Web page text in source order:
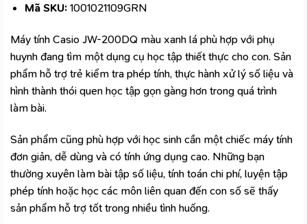
Mã SKU:1001021109GRN
Máy tính Casio JW-200DQ màu xanh lá phù hợp với phụ
huynh đang tìm một dụng cụ học tập thiết thực cho con. Sản
phẩm hỗ trợ trẻ kiểm tra phép tính, thực hành xử lý số liệu và
hình thành thói quen học tập gọn gàng hơn trong quá trình
làm bài.
Sản phẩm cũng phù hợp với học sinh cần một chiếc máy tính
đơn giản, dễ dùng và có tính ứng dụng cao. Những bạn
thường xuyên làm bài tập số liệu, tính toán chi phí, luyện tập
phép tính hoặc học các môn liên quan đến con số sẽ thấy
sản phẩm hỗ trợ tốt trong nhiều tình huống.